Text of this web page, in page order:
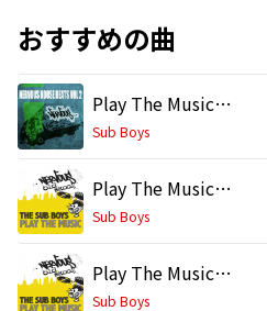
おすすめの曲
Play The Music (Dub)
Sub Boys
Play The Music (Big Room Mix)
Sub Boys
Play The Music (Play The Music)
Sub Boys